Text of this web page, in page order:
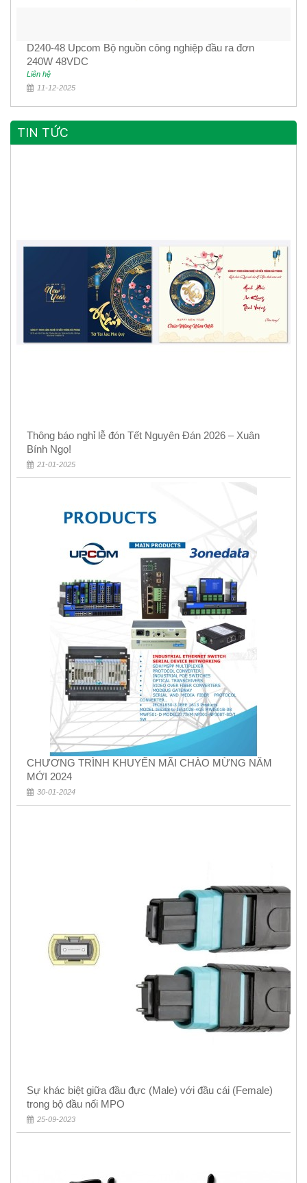
D240-48 Upcom Bộ nguồn công nghiệp đầu ra đơn
240W 48VDC
Liên hệ
11-12-2025
TIN TỨC
Thông báo nghỉ lễ đón Tết Nguyên Đán 2026 – Xuân
Bính Ngọ!
21-01-2025
CHƯƠNG TRÌNH KHUYẾN MÃI CHÀO MỪNG NĂM
MỚI 2024
30-01-2024
Sự khác biệt giữa đầu đực (Male) với đầu cái (Female)
trong bộ đầu nối MPO
25-09-2023